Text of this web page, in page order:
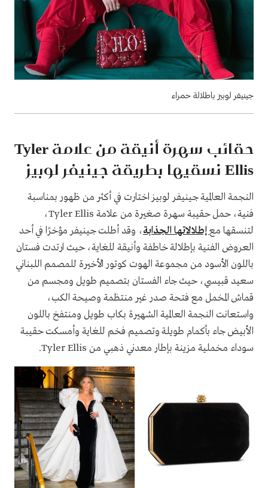
جينيفر لوبيز باطلالة حمراء
حقائب سهرة أنيقة من علامة Tyler
Ellis نسقيها بطريقة جينيفر لوبيز
النجمة العالمية جينيفر لوبيز اختارت في أكثر من ظهور بمناسبة
فنية، حمل حقيبة سهرة صغيرة من علامة Tyler Ellis،
لتنسقها معإطلالاتها الجذابة، وقد أطلت جينيفر مؤخرًا في أحد
العروض الفنية بإطلالة خاطفة وأنيقة للغاية، حيث ارتدت فستان
باللون الأسود من مجموعة الهوت كوتور الأخيرة للمصمم اللبناني
سعيد قبيسي، حيث جاء الفستان بتصميم طويل ومجسم من
قماش المخمل مع فتحة صدر غير منتظمة وصيحة الكب،
واستعانت النجمة العالمية الشهيرة بكاب طويل ومنتفخ باللون
الأبيض جاء بأكمام طويلة وتصميم فخم للغاية وأمسكت حقيبة
سوداء مخملية مزينة بإطار معدني ذهبي من Tyler Ellis.